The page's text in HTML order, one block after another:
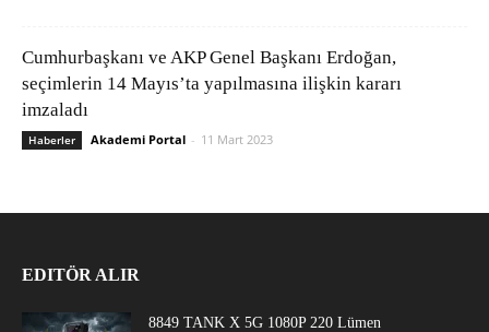
Cumhurbaşkanı ve AKP Genel Başkanı Erdoğan,
seçimlerin 14 Mayıs’ta yapılmasına ilişkin kararı
imzaladı
Haberler Akademi Portal - 11 Mart 2023
EDITÖR ALIR
8849 TANK X 5G 1080P 220 Lümen